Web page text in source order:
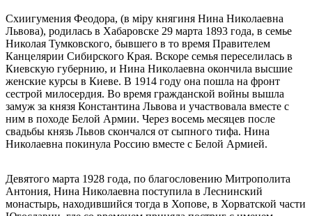
Схиигумения Феодора, (в мiру княгиня Нина Николаевна
Львова), родилась в Хабаровске 29 марта 1893 года, в семье
Николая Тумковского, бывшего в то время Правителем
Канцелярии Сибирского Края. Вскоре семья переселилась в
Киевскую губернию, и Нина Николаевна окончила высшие
женские курсы в Киеве. В 1914 году она пошла на фронт
сестрой милосердия. Во время гражданской войны вышла
замуж за князя Константина Львова и участвовала вместе с
ним в походе Белой Армии. Через восемь месяцев после
свадьбы князь Львов скончался от сыпного тифа. Нина
Николаевна покинула Россию вместе с Белой Армией.
Девятого марта 1928 года, по благословению Митрополита
Антония, Нина Николаевна поступила в Леснинский
монастырь, находившийся тогда в Хопове, в Хорватской части